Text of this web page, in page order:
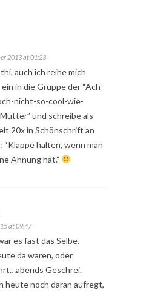
2013 at 01:23
auch ich reihe mich
in die Gruppe der “Ach-
nicht-so-cool-wie-
und schreibe als
20x in Schönschrift an
“Klappe halten, wenn man
Ahnung hat.”
at 09:47
es fast das Selbe.
da waren, oder
Geschrei.
heute noch daran aufregt,